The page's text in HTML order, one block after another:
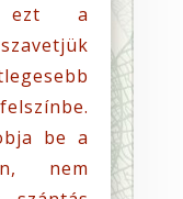
ezt a
be a
nem